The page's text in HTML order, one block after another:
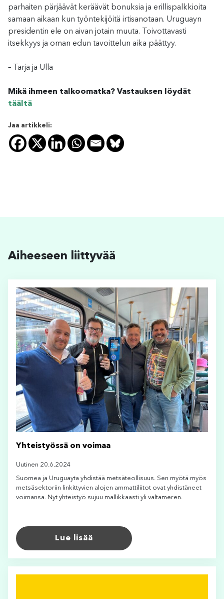
parhaiten pärjäävät keräävät bonuksia ja erillispalkkioita
samaan aikaan kun työntekijöitä irtisanotaan. Uruguayn
presidentin ele on aivan jotain muuta. Toivottavasti
itsekkyys ja oman edun tavoittelun aika päättyy.
– Tarja ja Ulla
Mikä ihmeen talkoomatka? Vastauksen löydät
täältä
Jaa artikkeli:
Aiheeseen liittyvää
Yhteistyössä on voimaa
Uutinen 20.6.2024
Suomea ja Uruguayta yhdistää metsäteollisuus. Sen myötä myös
metsäsektoriin linkittyvien alojen ammattiliitot ovat yhdistäneet
voimansa. Nyt yhteistyö sujuu mallikkaasti yli valtameren.
Lue lisää